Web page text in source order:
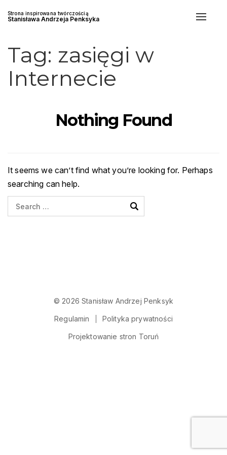
Strona inspirowana twórczością
Stanisława Andrzeja Penksyka
Toggle
Tag: zasięgi w
Internecie
Nothing Found
It seems we can’t find what you’re looking for. Perhaps
searching can help.
© 2026 Stanisław Andrzej Penksyk
Regulamin Polityka prywatności
Projektowanie stron Toruń